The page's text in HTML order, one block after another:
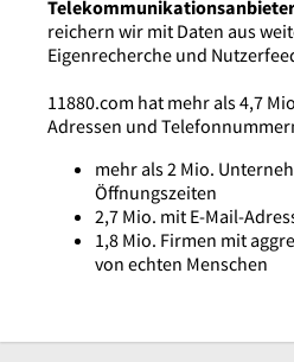
reichern wir mit Daten aus
Eigenrecherche und
11880.com hat mehr als 4,7
Adressen und
mehr als 2 Mio.
Öffnungszeiten
2,7 Mio. mit E-Mail-
1,8 Mio. Firmen mit
von echten Menschen